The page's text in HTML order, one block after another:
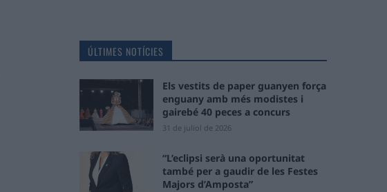
ÚLTIMES NOTÍCIES
Els vestits de paper guanyen força
enguany amb més modistes i
gairebé 40 peces a concurs
31 de juliol de 2026
“L’eclipsi serà una oportunitat
també per a gaudir de les Festes
Majors d’Amposta”